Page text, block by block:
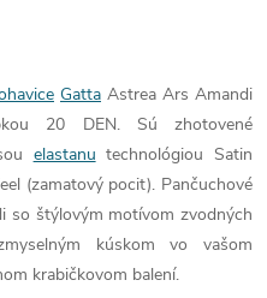
Gatta Astrea Ars Amandi
20 DEN. Sú zhotovené
elastanu technológiou Satin
(zamatový pocit). Pančuchové
so štýlovým motívom zvodných
kúskom vo vašom
krabičkovom balení.